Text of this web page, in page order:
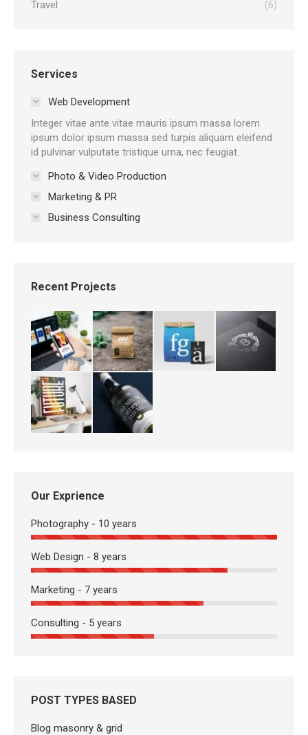
Travel (6)
Services
Web Development
Integer vitae ante vitae mauris ipsum massa lorem
ipsum dolor ipsum massa sed turpis aliquam eleifend
id pulvinar vulputate tristique urna, nec feugiat.
Photo & Video Production
Marketing & PR
Business Consulting
Recent Projects
Our Exprience
Photography - 10 years
Web Design - 8 years
Marketing - 7 years
Consulting - 5 years
POST TYPES BASED
Blog masonry & grid